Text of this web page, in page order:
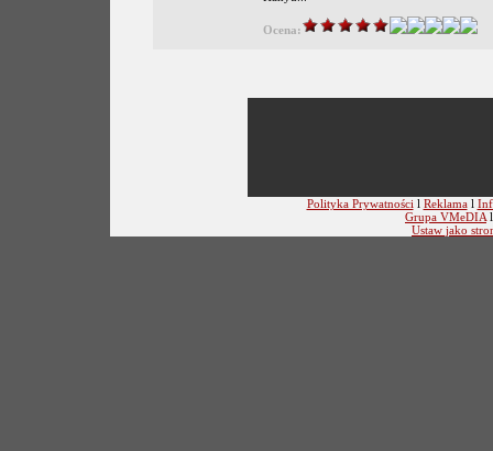
Ocena:
Polityka Prywatności l Reklamal
Grupa VMeDIA
Ustaw jako